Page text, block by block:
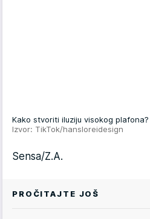
Kako stvoriti iluziju visokog plafona?
Izvor: TikTok/hansloreidesign
Sensa/Z.A.
PROČITAJTE JOŠ